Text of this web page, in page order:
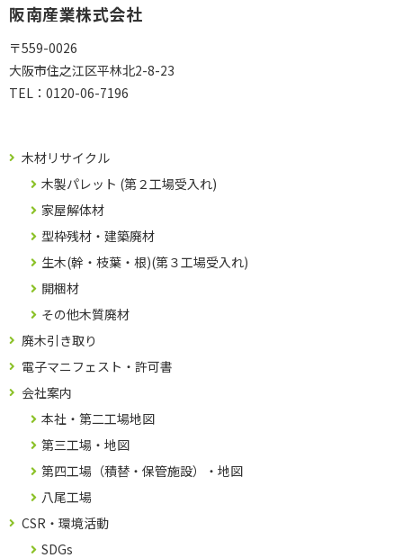
阪南産業株式会社
〒559-0026
大阪市住之江区平林北2-8-23
TEL： 0120-06-7196
木材リサイクル
木製パレット (第２工場受入れ)
家屋解体材
型枠残材・建築廃材
生木(幹・枝葉・根)(第３工場受入れ)
開梱材
その他木質廃材
廃木引き取り
電子マニフェスト・許可書
会社案内
本社・第二工場地図
第三工場・地図
第四工場（積替・保管施設）・地図
八尾工場
CSR・環境活動
SDGs